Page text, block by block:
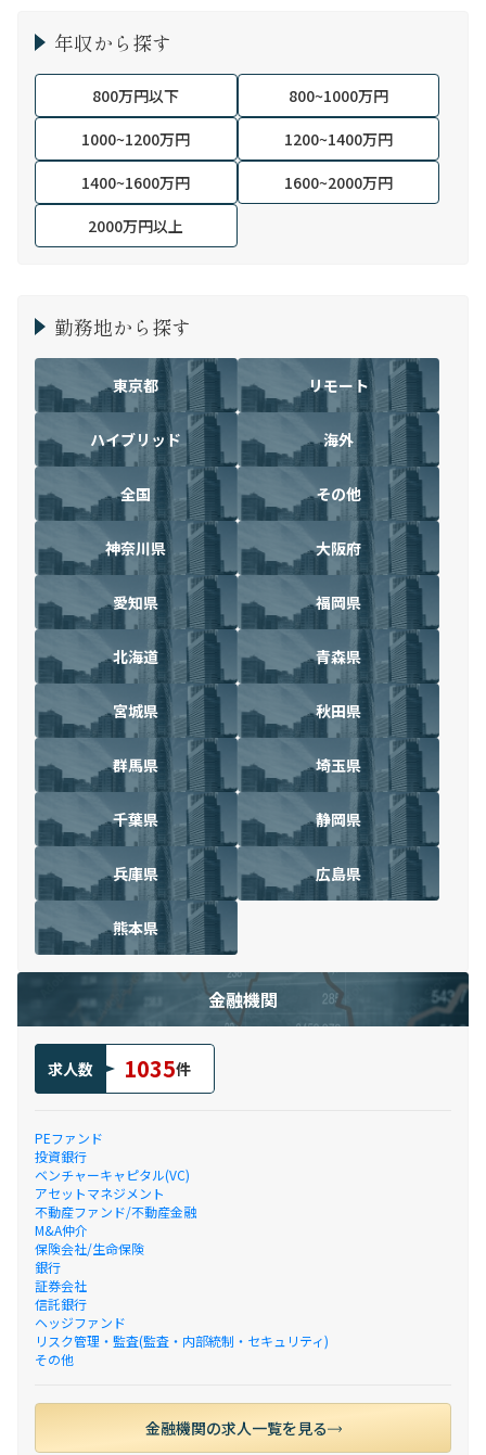
年収から探す
800万円以下
800~1000万円
1000~1200万円
1200~1400万円
1400~1600万円
1600~2000万円
2000万円以上
勤務地から探す
東京都 リモート
ハイブリッド 海外
全国 その他
神奈川県 大阪府
愛知県 福岡県
北海道 青森県
宮城県 秋田県
群馬県 埼玉県
千葉県 静岡県
兵庫県 広島県
熊本県
金融機関
求人数 1035件
PEファンド
投資銀行
ベンチャーキャピタル(VC)
アセットマネジメント
不動産ファンド/不動産金融
M&A仲介
保険会社/生命保険
銀行
証券会社
信託銀行
ヘッジファンド
リスク管理・監査(監査・内部統制・セキュリティ)
その他
金融機関の求人一覧を見る